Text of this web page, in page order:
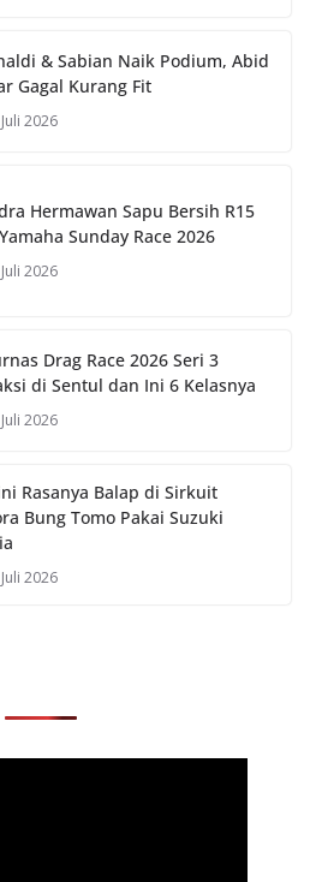
e
st
y
Li
n
& Sabian Naik Podium, Abid
Gagal Kurang Fit
2026
Hermawan Sapu Bersih R15
Sunday Race 2026
2026
Drag Race 2026 Seri 3
di Sentul dan Ini 6 Kelasnya
2026
Rasanya Balap di Sirkuit
Bung Tomo Pakai Suzuki
2026